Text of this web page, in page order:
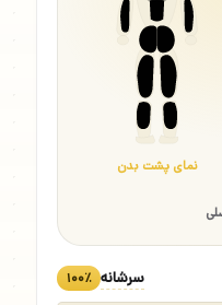
نمای پشت بدن
سرشانه ۱۰۰٪